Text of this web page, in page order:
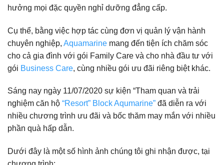
hưởng mọi đặc quyền nghỉ dưỡng đẳng cấp.
Cụ thể, bằng việc hợp tác cùng đơn vị quản lý vận hành
chuyên nghiệp, Aquamarine mang đến tiện ích chăm sóc
cho cả gia đình với gói Family Care và cho nhà đầu tư với
gói Business Care, cùng nhiều gói ưu đãi riêng biệt khác.
Sáng nay ngày 11/07/2020 sự kiện “Tham quan và trải
nghiệm căn hộ “Resort” Block Aqumarine” đã diễn ra với
nhiều chương trình ưu đãi và bốc thăm may mắn với nhiều
phần quà hấp dẫn.
Dưới đây là một số hình ảnh chúng tôi ghi nhận được, tại